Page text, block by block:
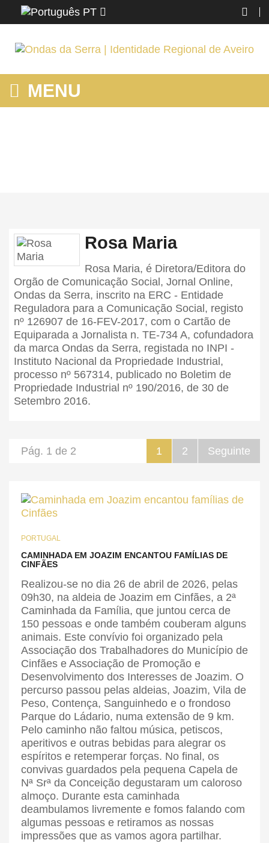
PT
MENU
Rosa Maria
Rosa Maria, é Diretora/Editora do
Orgão de Comunicação Social, Jornal Online,
Ondas da Serra, inscrito na ERC - Entidade
Reguladora para a Comunicação Social, registo
nº 126907 de 16-FEV-2017, com o Cartão de
Equiparada a Jornalista n. TE-734 A, cofundadora
da marca Ondas da Serra, registada no INPI -
Instituto Nacional da Propriedade Industrial,
processo nº 567314, publicado no Boletim de
Propriedade Industrial nº 190/2016, de 30 de
Setembro 2016.
1 2 Seguinte
Pág. 1 de 2
PORTUGAL
CAMINHADA EM JOAZIM ENCANTOU FAMÍLIAS DE
CINFÃES
Realizou-se no dia 26 de abril de 2026, pelas
09h30, na aldeia de Joazim em Cinfães, a 2ª
Caminhada da Família, que juntou cerca de
150 pessoas e onde também couberam alguns
animais. Este convívio foi organizado pela
Associação dos Trabalhadores do Município de
Cinfães e Associação de Promoção e
Desenvolvimento dos Interesses de Joazim. O
percurso passou pelas aldeias, Joazim, Vila de
Peso, Contença, Sanguinhedo e o frondoso
Parque do Ládario, numa extensão de 9 km.
Pelo caminho não faltou música, petiscos,
aperitivos e outras bebidas para alegrar os
espíritos e retemperar forças. No final, os
convivas guardados pela pequena Capela de
Nª Srª da Conceição degustaram um caloroso
almoço. Durante esta caminhada
deambulamos livremente e fomos falando com
algumas pessoas e retiramos as nossas
impressões que as vamos agora partilhar.